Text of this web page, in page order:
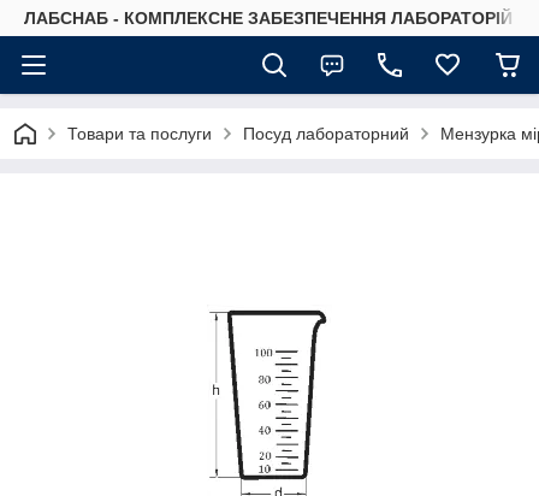
ЛАБСНАБ - КОМПЛЕКСНЕ ЗАБЕЗПЕЧЕННЯ ЛАБОРАТОРІЙ
Товари та послуги Посуд лабораторний Мензурка